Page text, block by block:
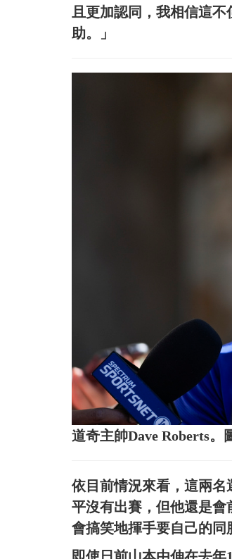
且更加認同，我相信這
助。」
道奇主帥Dave Roberts。
依目前情況來看，這兩
平沒有出賽，但他還是
會搞笑地揮手要自己的同